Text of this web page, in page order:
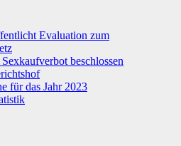
Evaluation zum
beschlossen
für das Jahr 2023